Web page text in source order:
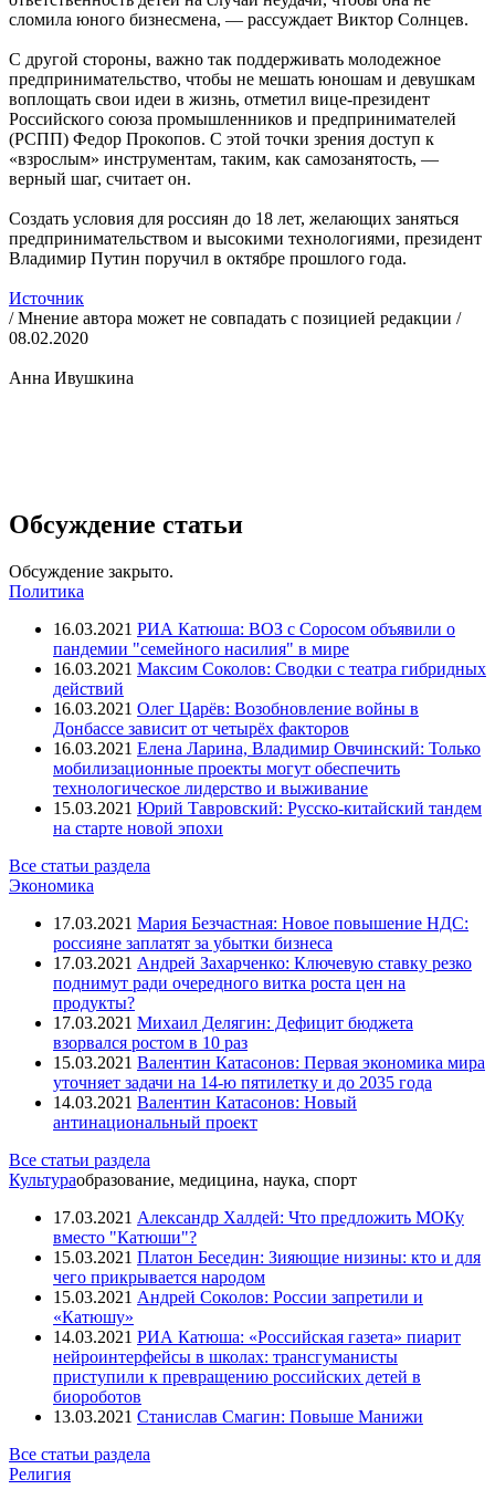
сломила юного бизнесмена, — рассуждает Виктор Солнцев.
С другой стороны, важно так поддерживать молодежное
предпринимательство, чтобы не мешать юношам и девушкам
воплощать свои идеи в жизнь, отметил вице-президент
Российского союза промышленников и предпринимателей
(РСПП) Федор Прокопов. С этой точки зрения доступ к
«взрослым» инструментам, таким, как самозанятость, —
верный шаг, считает он.
Создать условия для россиян до 18 лет, желающих заняться
предпринимательством и высокими технологиями, президент
Владимир Путин поручил в октябре прошлого года.
Источник
/ Мнение автора может не совпадать с позицией редакции /
08.02.2020
Анна Ивушкина
Обсуждение статьи
Обсуждение закрыто.
Политика
16.03.2021 РИА Катюша: ВОЗ с Соросом объявили о
пандемии "семейного насилия" в мире
16.03.2021 Максим Соколов: Сводки с театра гибридных
действий
16.03.2021 Олег Царёв: Возобновление войны в
Донбассе зависит от четырёх факторов
16.03.2021 Елена Ларина, Владимир Овчинский: Только
мобилизационные проекты могут обеспечить
технологическое лидерство и выживание
15.03.2021 Юрий Тавровский: Русско-китайский тандем
на старте новой эпохи
Все статьи раздела
Экономика
17.03.2021 Мария Безчастная: Новое повышение НДС:
россияне заплатят за убытки бизнеса
17.03.2021 Андрей Захарченко: Ключевую ставку резко
поднимут ради очередного витка роста цен на
продукты?
17.03.2021 Михаил Делягин: Дефицит бюджета
взорвался ростом в 10 раз
15.03.2021 Валентин Катасонов: Первая экономика мира
уточняет задачи на 14-ю пятилетку и до 2035 года
14.03.2021 Валентин Катасонов: Новый
антинациональный проект
Все статьи раздела
Культураобразование, медицина, наука, спорт
17.03.2021 Александр Халдей: Что предложить МОКу
вместо "Катюши"?
15.03.2021 Платон Беседин: Зияющие низины: кто и для
чего прикрывается народом
15.03.2021 Андрей Соколов: России запретили и
«Катюшу»
14.03.2021 РИА Катюша: «Российская газета» пиарит
нейроинтерфейсы в школах: трансгуманисты
приступили к превращению российских детей в
биороботов
13.03.2021 Станислав Смагин: Повыше Манижи
Все статьи раздела
Религия